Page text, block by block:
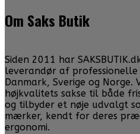
Om Saks Butik
Siden 2011 har
leverandør af
Danmark, Sverige og Norge.
højkvalitets sakse til både
og tilbyder et nøje udvalgt
mærker, kendt for deres
ergonomi.